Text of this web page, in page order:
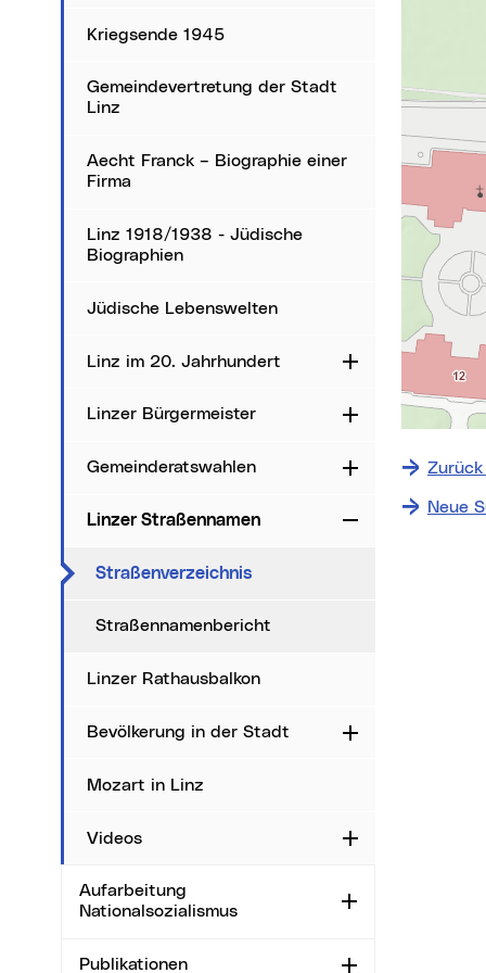
Kriegsende 1945
Gemeindevertretung der Stadt
Linz
Aecht Franck – Biographie einer
Firma
Linz 1918/1938 - Jüdische
Biographien
Jüdische Lebenswelten
Linz im 20. Jahrhundert Aufklappen
Linzer Bürgermeister Aufklappen
Gemeinderatswahlen Aufklappen
Linzer Straßennamen Zuklappen
Straßenverzeichnis(aktueller Menüpunkt)
Straßennamenbericht
Linzer Rathausbalkon
Bevölkerung in der Stadt Aufklappen
Mozart in Linz
Videos Aufklappen
Aufarbeitung
Nationalsozialismus
Aufklappen
Publikationen Aufklappen
Karte
⇧
Neue